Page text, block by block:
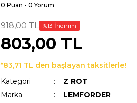
0 Puan - 0 Yorum
918,00 TL %13 İndirim
803,00 TL
*83,71 TL den başlayan taksitlerle!
Kategori
Z ROT
Marka
LEMFORDER